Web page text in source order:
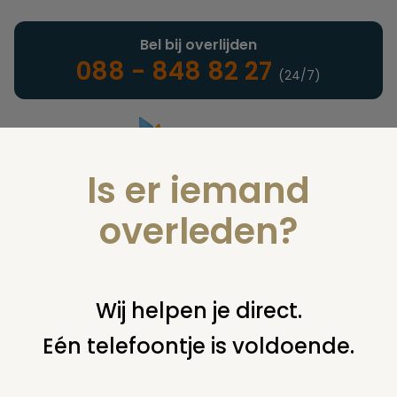
Landelijke uitvaartonderneming
Bel bij overlijden
088 - 848 82 27 (24/7)
U bent hier: home juridisch begraven grafsteen /
zoek 2ehands grafpotten
Is er iemand
overleden?
Wij helpen je direct.
Eén telefoontje is voldoende.